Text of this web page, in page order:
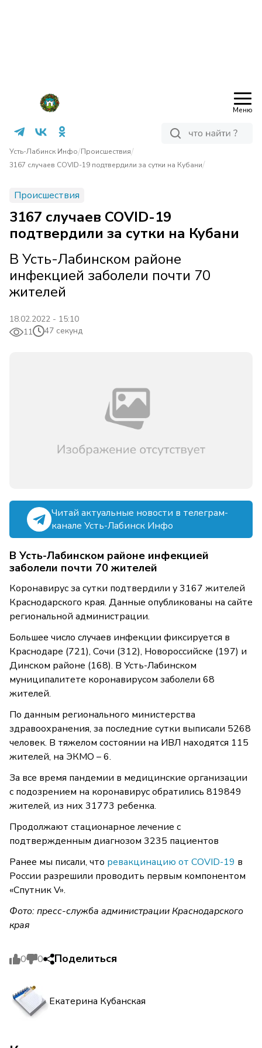
Меню
Усть-Лабинск Инфо/Происшествия/
3167 случаев COVID-19 подтвердили за сутки на Кубани/
Происшествия
3167 случаев COVID-19
подтвердили за сутки на Кубани
В Усть-Лабинском районе
инфекцией заболели почти 70
жителей
18.02.2022 - 15:10
11
47 секунд
Читай актуальные новости в телеграм-
канале Усть-Лабинск Инфо
В Усть-Лабинском районе инфекцией
заболели почти 70 жителей
Коронавирус за сутки подтвердили у 3167 жителей
Краснодарского края. Данные опубликованы на сайте
региональной администрации.
Большее число случаев инфекции фиксируется в
Краснодаре (721), Сочи (312), Новороссийске (197) и
Динском районе (168). В Усть-Лабинском
муниципалитете коронавирусом заболели 68
жителей.
По данным регионального министерства
здравоохранения, за последние сутки выписали 5268
человек. В тяжелом состоянии на ИВЛ находятся 115
жителей, на ЭКМО – 6.
За все время пандемии в медицинские организации
с подозрением на коронавирус обратились 819849
жителей, из них 31773 ребенка.
Продолжают стационарное лечение с
подтвержденным диагнозом 3235 пациентов
Ранее мы писали, что ревакцинацию от COVID-19 в
России разрешили проводить первым компонентом
«Спутник V».
Фото: пресс-служба администрации Краснодарского
края
0 0 Поделиться
Екатерина Кубанская